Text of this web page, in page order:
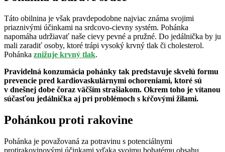
Táto obilnina je však pravdepodobne najviac známa svojimi
priaznivými účinkami na srdcovo-cievny systém. Pohánka
napomáha udržiavať naše cievy pevné a pružné. Do jedálnička by ju
mali zaradiť osoby, ktoré trápi vysoký krvný tlak či cholesterol.
Pohánka znižuje krvný tlak.
Pravidelná konzumácia pohánky tak predstavuje skvelú formu
prevencie pred kardiovaskulárnymi ochoreniami, ktoré sú
v dnešnej dobe čoraz väčším strašiakom. Okrem toho je vítanou
súčasťou jedálnička aj pri problémoch s kŕčovými žilami.
Pohánkou proti rakovine
Pohánka je považovaná za potravinu s potenciálnymi
protirakovinovými účinkami vďaka svojmu bohatému obsahu